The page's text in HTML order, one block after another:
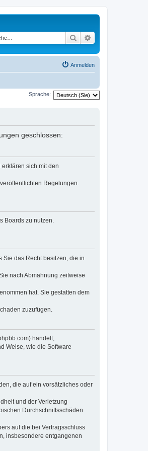
Suche
Anmelden
Sprache:
geschlossen:
erklären sich mit den
Regelungen.
Boards zu nutzen.
Sie das Recht besitzen, die in
nach Abmahnung zeitweise
hat. Sie gestatten dem
zuzufügen.
handelt;
Weise, wie die Software
die auf ein vorsätzliches oder
und der Verletzung
Durchschnittsschäden
auf die bei Vertragsschluss
insbesondere entgangenen